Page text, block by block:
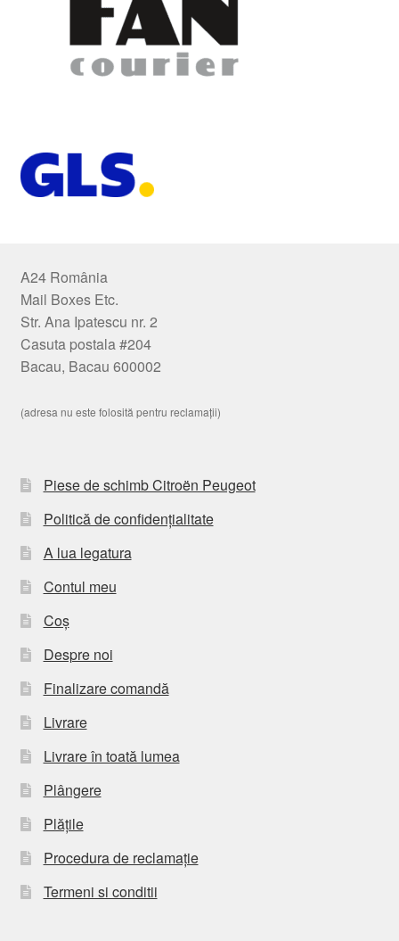
A24 România
Mail Boxes Etc.
Str. Ana Ipatescu nr. 2
Casuta postala #204
Bacau, Bacau 600002
(adresa nu este folosită pentru reclamații)
Piese de schimb Citroën Peugeot
Politică de confidențialitate
A lua legatura
Contul meu
Coș
Despre noi
Finalizare comandă
Livrare
Livrare în toată lumea
Plângere
Plățile
Procedura de reclamație
Termeni si conditii